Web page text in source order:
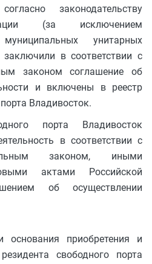
законодательству
(за исключением
унитарных
в соответствии с
законом соглашение об
и включены в реестр
Владивосток.
порта Владивосток
в соответствии с
законом, иными
актами Российской
об осуществлении
приобретения и
свободного порта